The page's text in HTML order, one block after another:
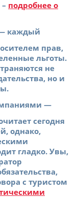
подробнее о
каждый
прав,
льготы.
не
но и
—
сегодня
однако,
гладко. Увы,
с туристом